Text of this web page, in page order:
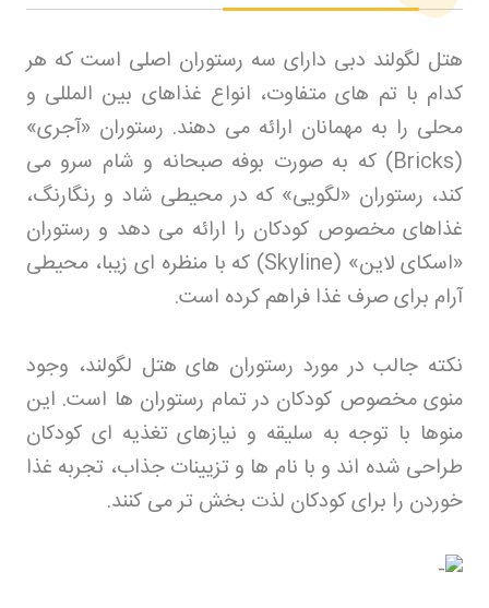
هتل لگولند دبی دارای سه رستوران اصلی است که هر
کدام با تم های متفاوت، انواع غذاهای بین المللی و
محلی را به مهمانان ارائه می دهند. رستوران «آجری»
(Bricks)
که به صورت بوفه صبحانه و شام سرو می
کند، رستوران «لگویی» که در محیطی شاد و رنگارنگ،
غذاهای مخصوص کودکان را ارائه می دهد و رستوران
«اسکای لاین» (Skyline)
که با منظره ای زیبا، محیطی
آرام برای صرف غذا فراهم کرده است.
نکته جالب در مورد رستوران های هتل لگولند، وجود
منوی مخصوص کودکان در تمام رستوران ها است. این
منوها با توجه به سلیقه و نیازهای تغذیه ای کودکان
طراحی شده اند و با نام ها و تزیینات جذاب، تجربه غذا
خوردن را برای کودکان لذت بخش تر می کنند.